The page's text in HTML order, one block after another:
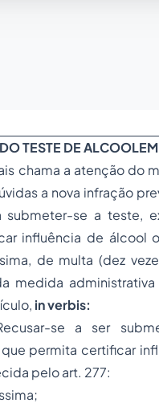
TESTE DE
chama a atenção do
a nova infração
submeter-se a teste,
influência de álcool
de multa (dez
medida
in verbis:
se a ser
permita certificar
pelo art. 277: